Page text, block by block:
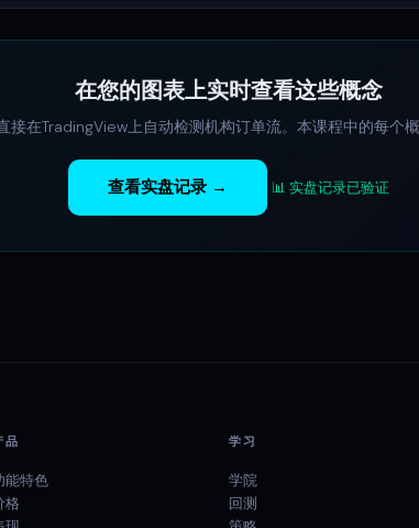
在您的图表上实时查看这些概念
接在TradingView上自动检测机构订单流。本课程中的每个
查看实盘记录 → 📊 实盘记录已验证
品
能特色
格
学习
学院
回测